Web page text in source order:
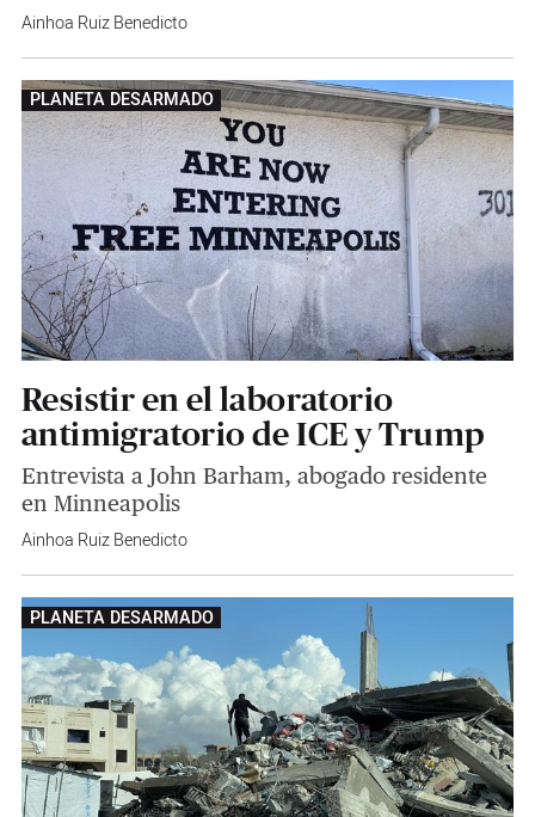
Ainhoa Ruiz Benedicto
PLANETA DESARMADO
Resistir en el laboratorio
antimigratorio de ICE y Trump
Entrevista a John Barham, abogado residente
en Minneapolis
Ainhoa Ruiz Benedicto
PLANETA DESARMADO